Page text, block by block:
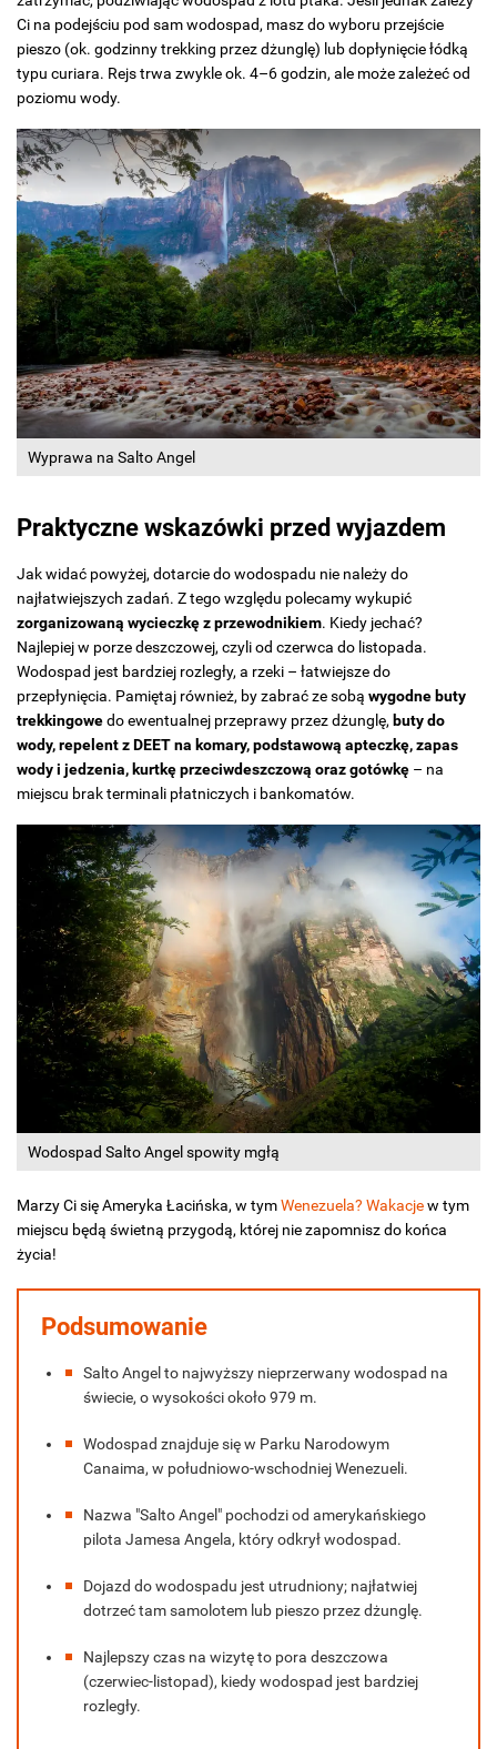
Ci na podejściu pod sam wodospad, masz do wyboru przejście
pieszo (ok. godzinny trekking przez dżunglę) lub dopłynięcie łódką
typu curiara. Rejs trwa zwykle ok. 4–6 godzin, ale może zależeć od
poziomu wody.
Wyprawa na Salto Angel
Praktyczne wskazówki przed wyjazdem
Jak widać powyżej, dotarcie do wodospadu nie należy do
najłatwiejszych zadań. Z tego względu polecamy wykupić
zorganizowaną wycieczkę z przewodnikiem. Kiedy jechać?
Najlepiej w porze deszczowej, czyli od czerwca do listopada.
Wodospad jest bardziej rozległy, a rzeki – łatwiejsze do
przepłynięcia. Pamiętaj również, by zabrać ze sobą wygodne buty
trekkingowedo ewentualnej przeprawy przez dżunglę, buty do
wody, repelent z DEET na komary, podstawową apteczkę, zapas
wody i jedzenia, kurtkę przeciwdeszczową oraz gotówkę – na
miejscu brak terminali płatniczych i bankomatów.
Wodospad Salto Angel spowity mgłą
Marzy Ci się Ameryka Łacińska, w tymWenezuela? Wakacjew tym
miejscu będą świetną przygodą, której nie zapomnisz do końca
życia!
Podsumowanie
Salto Angel to najwyższy nieprzerwany wodospad na
świecie, o wysokości około 979 m.
Wodospad znajduje się w Parku Narodowym
Canaima, w południowo-wschodniej Wenezueli.
Nazwa "Salto Angel" pochodzi od amerykańskiego
pilota Jamesa Angela, który odkrył wodospad.
Dojazd do wodospadu jest utrudniony; najłatwiej
dotrzeć tam samolotem lub pieszo przez dżunglę.
Najlepszy czas na wizytę to pora deszczowa
(czerwiec-listopad), kiedy wodospad jest bardziej
rozległy.